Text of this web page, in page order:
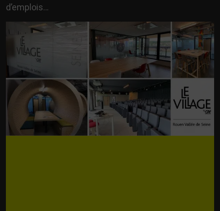
d’emplois…